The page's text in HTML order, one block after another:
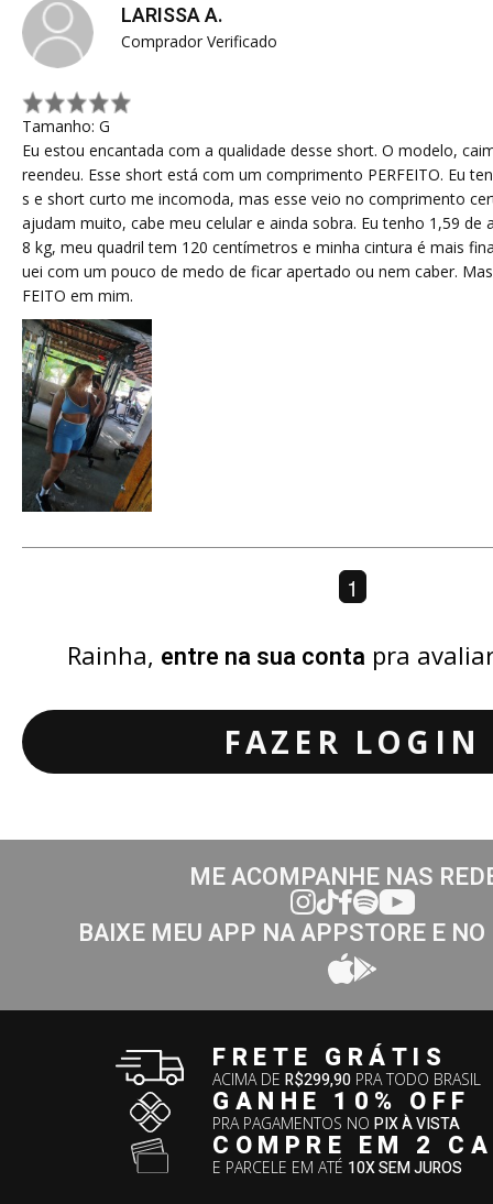
LARISSA A.
Comprador Verificado
Tamanho: G
Eu estou encantada com a qualidade desse short. O modelo,
reendeu. Esse short está com um comprimento PERFEITO. Eu
s e short curto me incomoda, mas esse veio no comprimento
ajudam muito, cabe meu celular e ainda sobra. Eu tenho 1,59 de
8 kg, meu quadril tem 120 centímetros e minha cintura é mais
uei com um pouco de medo de ficar apertado ou nem caber.
FEITO em mim.
1
Rainha, entre na sua conta pra
FAZER LOGIN
ME ACOMPANHE NAS
BAIXE MEU APP NA APPSTORE E
FRETE GRÁTIS
ACIMA DER$299,90 PRA TODO BRASIL
GANHE 10% OFF
PRA PAGAMENTOS NOPIX À VISTA
COMPRE EM 2
E PARCELE EM ATÉ 10X SEM JUROS